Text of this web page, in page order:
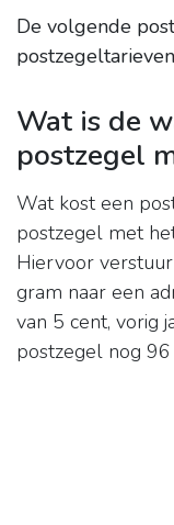
De volgende
Wat is de
postzegel
Wat kost een
postzegel met
Hiervoor
gram naar een
van 5 cent, vorig
postzegel nog 96